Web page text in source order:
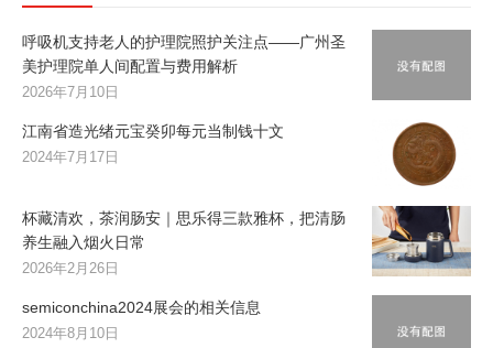
呼吸机支持老人的护理院照护关注点——广州圣
美护理院单人间配置与费用解析
2026年7月10日
江南省造光绪元宝癸卯每元当制钱十文
2024年7月17日
杯藏清欢，茶润肠安｜思乐得三款雅杯，把清肠
养生融入烟火日常
2026年2月26日
semiconchina2024展会的相关信息
2024年8月10日